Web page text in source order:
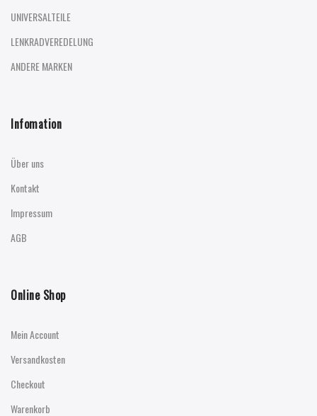
UNIVERSALTEILE
LENKRADVEREDELUNG
ANDERE MARKEN
Infomation
Über uns
Kontakt
Impressum
AGB
Online Shop
Mein Account
Versandkosten
Checkout
Warenkorb